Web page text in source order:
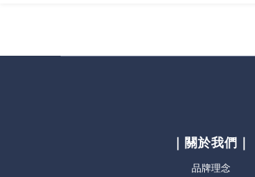
｜關於我們｜
品牌理念